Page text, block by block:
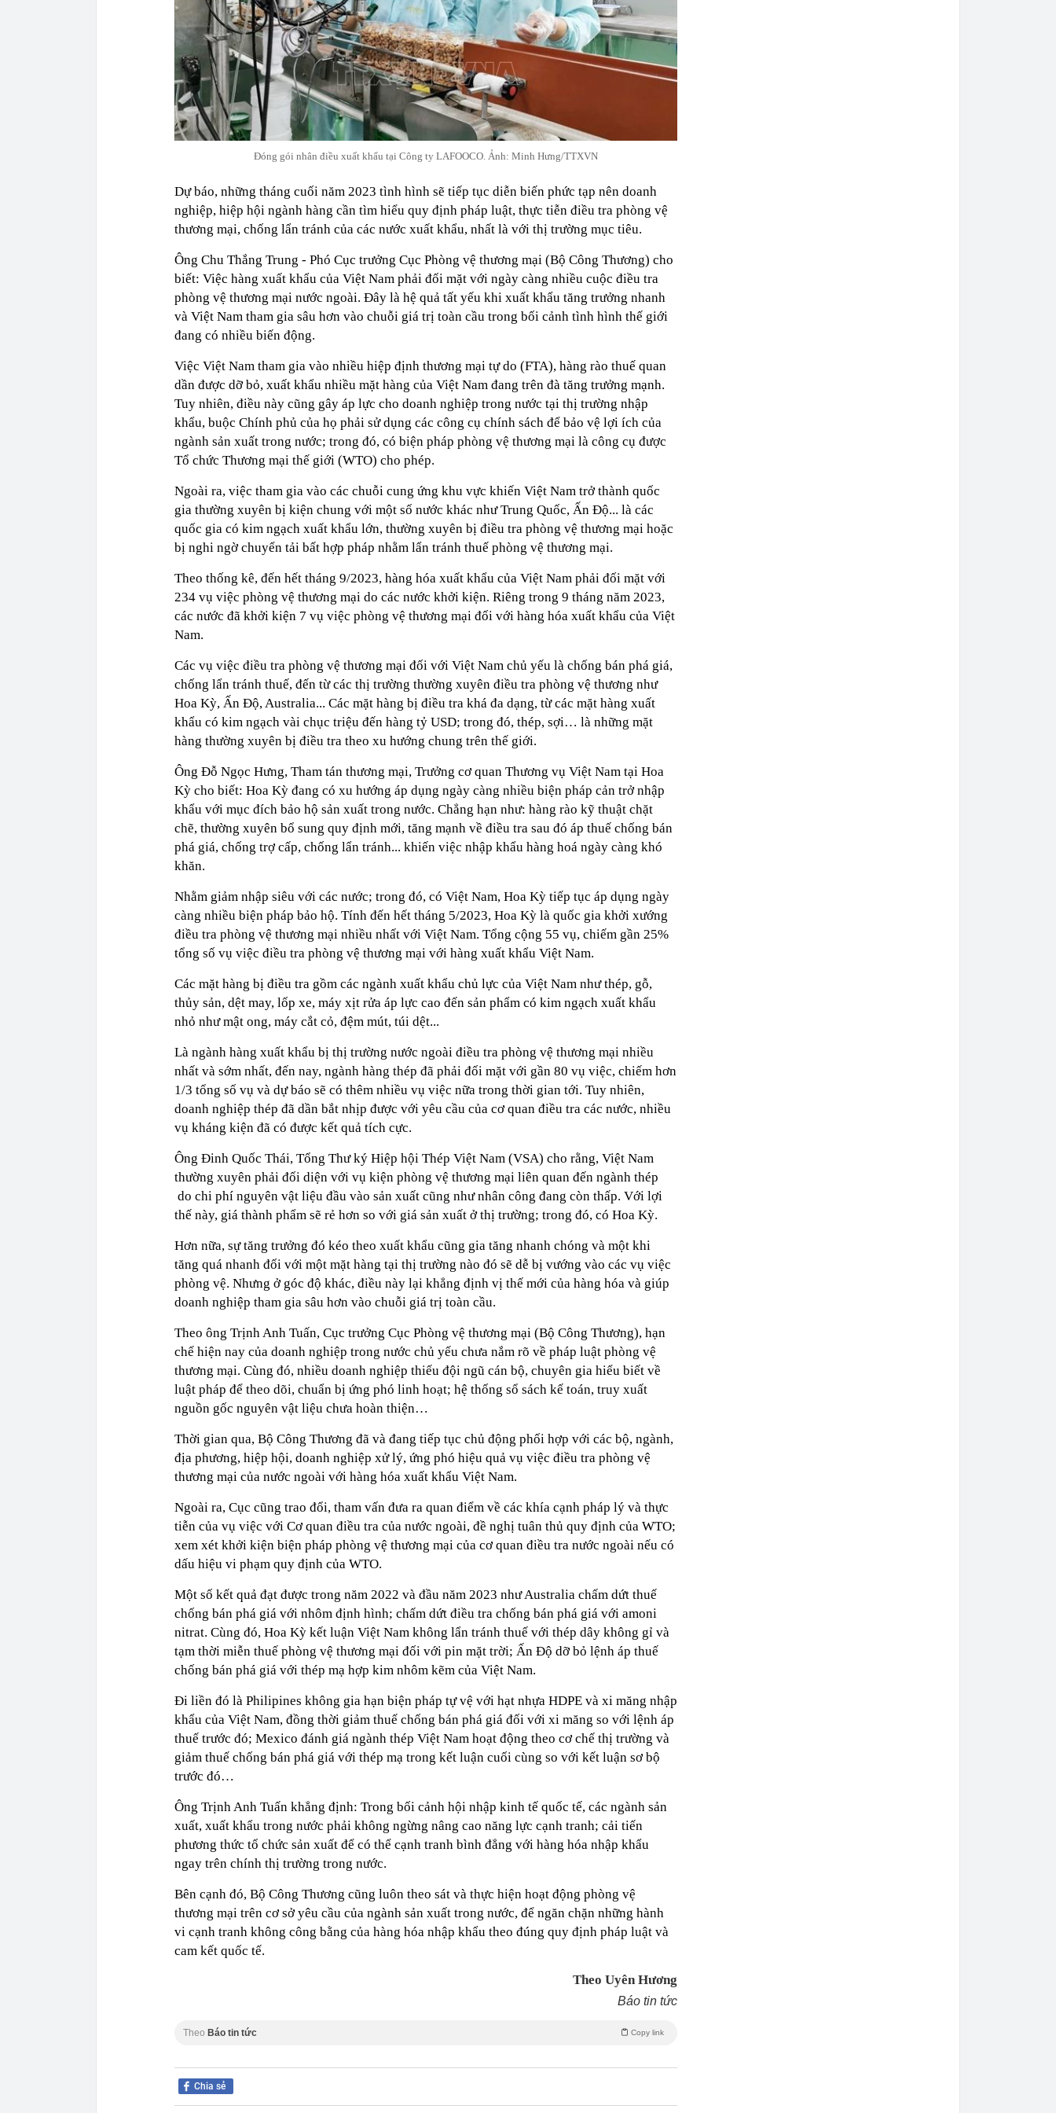
Đóng gói nhân điều xuất khẩu tại Công ty LAFOOCO. Ảnh: Minh Hưng/TTXVN
Dự báo, những tháng cuối năm 2023 tình hình sẽ tiếp tục diễn biến phức tạp nên doanh
nghiệp, hiệp hội ngành hàng cần tìm hiểu quy định pháp luật, thực tiễn điều tra phòng vệ
thương mại, chống lẩn tránh của các nước xuất khẩu, nhất là với thị trường mục tiêu.
Ông Chu Thắng Trung - Phó Cục trưởng Cục Phòng vệ thương mại (Bộ Công Thương) cho
biết: Việc hàng xuất khẩu của Việt Nam phải đối mặt với ngày càng nhiều cuộc điều tra
phòng vệ thương mại nước ngoài. Đây là hệ quả tất yếu khi xuất khẩu tăng trưởng nhanh
và Việt Nam tham gia sâu hơn vào chuỗi giá trị toàn cầu trong bối cảnh tình hình thế giới
đang có nhiều biến động.
Việc Việt Nam tham gia vào nhiều hiệp định thương mại tự do (FTA), hàng rào thuế quan
dần được dỡ bỏ, xuất khẩu nhiều mặt hàng của Việt Nam đang trên đà tăng trưởng mạnh.
Tuy nhiên, điều này cũng gây áp lực cho doanh nghiệp trong nước tại thị trường nhập
khẩu, buộc Chính phủ của họ phải sử dụng các công cụ chính sách để bảo vệ lợi ích của
ngành sản xuất trong nước; trong đó, có biện pháp phòng vệ thương mại là công cụ được
Tổ chức Thương mại thế giới (WTO) cho phép.
Ngoài ra, việc tham gia vào các chuỗi cung ứng khu vực khiến Việt Nam trở thành quốc
gia thường xuyên bị kiện chung với một số nước khác như Trung Quốc, Ấn Độ... là các
quốc gia có kim ngạch xuất khẩu lớn, thường xuyên bị điều tra phòng vệ thương mại hoặc
bị nghi ngờ chuyển tải bất hợp pháp nhằm lẩn tránh thuế phòng vệ thương mại.
Theo thống kê, đến hết tháng 9/2023, hàng hóa xuất khẩu của Việt Nam phải đối mặt với
234 vụ việc phòng vệ thương mại do các nước khởi kiện. Riêng trong 9 tháng năm 2023,
các nước đã khởi kiện 7 vụ việc phòng vệ thương mại đối với hàng hóa xuất khẩu của Việt
Nam.
Các vụ việc điều tra phòng vệ thương mại đối với Việt Nam chủ yếu là chống bán phá giá,
chống lẩn tránh thuế, đến từ các thị trường thường xuyên điều tra phòng vệ thương như
Hoa Kỳ, Ấn Độ, Australia... Các mặt hàng bị điều tra khá đa dạng, từ các mặt hàng xuất
khẩu có kim ngạch vài chục triệu đến hàng tỷ USD; trong đó, thép, sợi… là những mặt
hàng thường xuyên bị điều tra theo xu hướng chung trên thế giới.
Ông Đỗ Ngọc Hưng, Tham tán thương mại, Trưởng cơ quan Thương vụ Việt Nam tại Hoa
Kỳ cho biết: Hoa Kỳ đang có xu hướng áp dụng ngày càng nhiều biện pháp cản trở nhập
khẩu với mục đích bảo hộ sản xuất trong nước. Chẳng hạn như: hàng rào kỹ thuật chặt
chẽ, thường xuyên bổ sung quy định mới, tăng mạnh về điều tra sau đó áp thuế chống bán
phá giá, chống trợ cấp, chống lẩn tránh... khiến việc nhập khẩu hàng hoá ngày càng khó
khăn.
Nhằm giảm nhập siêu với các nước; trong đó, có Việt Nam, Hoa Kỳ tiếp tục áp dụng ngày
càng nhiều biện pháp bảo hộ. Tính đến hết tháng 5/2023, Hoa Kỳ là quốc gia khởi xướng
điều tra phòng vệ thương mại nhiều nhất với Việt Nam. Tổng cộng 55 vụ, chiếm gần 25%
tổng số vụ việc điều tra phòng vệ thương mại với hàng xuất khẩu Việt Nam.
Các mặt hàng bị điều tra gồm các ngành xuất khẩu chủ lực của Việt Nam như thép, gỗ,
thủy sản, dệt may, lốp xe, máy xịt rửa áp lực cao đến sản phẩm có kim ngạch xuất khẩu
nhỏ như mật ong, máy cắt cỏ, đệm mút, túi dệt...
Là ngành hàng xuất khẩu bị thị trường nước ngoài điều tra phòng vệ thương mại nhiều
nhất và sớm nhất, đến nay, ngành hàng thép đã phải đối mặt với gần 80 vụ việc, chiếm hơn
1/3 tổng số vụ và dự báo sẽ có thêm nhiều vụ việc nữa trong thời gian tới. Tuy nhiên,
doanh nghiệp thép đã dần bắt nhịp được với yêu cầu của cơ quan điều tra các nước, nhiều
vụ kháng kiện đã có được kết quả tích cực.
Ông Đinh Quốc Thái, Tổng Thư ký Hiệp hội Thép Việt Nam (VSA) cho rằng, Việt Nam
thường xuyên phải đối diện với vụ kiện phòng vệ thương mại liên quan đến ngành thép
do chi phí nguyên vật liệu đầu vào sản xuất cũng như nhân công đang còn thấp. Với lợi
thế này, giá thành phẩm sẽ rẻ hơn so với giá sản xuất ở thị trường; trong đó, có Hoa Kỳ.
Hơn nữa, sự tăng trưởng đó kéo theo xuất khẩu cũng gia tăng nhanh chóng và một khi
tăng quá nhanh đối với một mặt hàng tại thị trường nào đó sẽ dễ bị vướng vào các vụ việc
phòng vệ. Nhưng ở góc độ khác, điều này lại khẳng định vị thế mới của hàng hóa và giúp
doanh nghiệp tham gia sâu hơn vào chuỗi giá trị toàn cầu.
Theo ông Trịnh Anh Tuấn, Cục trưởng Cục Phòng vệ thương mại (Bộ Công Thương), hạn
chế hiện nay của doanh nghiệp trong nước chủ yếu chưa nắm rõ về pháp luật phòng vệ
thương mại. Cùng đó, nhiều doanh nghiệp thiếu đội ngũ cán bộ, chuyên gia hiểu biết về
luật pháp để theo dõi, chuẩn bị ứng phó linh hoạt; hệ thống sổ sách kế toán, truy xuất
nguồn gốc nguyên vật liệu chưa hoàn thiện…
Thời gian qua, Bộ Công Thương đã và đang tiếp tục chủ động phối hợp với các bộ, ngành,
địa phương, hiệp hội, doanh nghiệp xử lý, ứng phó hiệu quả vụ việc điều tra phòng vệ
thương mại của nước ngoài với hàng hóa xuất khẩu Việt Nam.
Ngoài ra, Cục cũng trao đổi, tham vấn đưa ra quan điểm về các khía cạnh pháp lý và thực
tiễn của vụ việc với Cơ quan điều tra của nước ngoài, đề nghị tuân thủ quy định của WTO;
xem xét khởi kiện biện pháp phòng vệ thương mại của cơ quan điều tra nước ngoài nếu có
dấu hiệu vi phạm quy định của WTO.
Một số kết quả đạt được trong năm 2022 và đầu năm 2023 như Australia chấm dứt thuế
chống bán phá giá với nhôm định hình; chấm dứt điều tra chống bán phá giá với amoni
nitrat. Cùng đó, Hoa Kỳ kết luận Việt Nam không lẩn tránh thuế với thép dây không gỉ và
tạm thời miễn thuế phòng vệ thương mại đối với pin mặt trời; Ấn Độ dỡ bỏ lệnh áp thuế
chống bán phá giá với thép mạ hợp kim nhôm kẽm của Việt Nam.
Đi liền đó là Philipines không gia hạn biện pháp tự vệ với hạt nhựa HDPE và xi măng nhập
khẩu của Việt Nam, đồng thời giảm thuế chống bán phá giá đối với xi măng so với lệnh áp
thuế trước đó; Mexico đánh giá ngành thép Việt Nam hoạt động theo cơ chế thị trường và
giảm thuế chống bán phá giá với thép mạ trong kết luận cuối cùng so với kết luận sơ bộ
trước đó…
Ông Trịnh Anh Tuấn khẳng định: Trong bối cảnh hội nhập kinh tế quốc tế, các ngành sản
xuất, xuất khẩu trong nước phải không ngừng nâng cao năng lực cạnh tranh; cải tiến
phương thức tổ chức sản xuất để có thể cạnh tranh bình đẳng với hàng hóa nhập khẩu
ngay trên chính thị trường trong nước.
Bên cạnh đó, Bộ Công Thương cũng luôn theo sát và thực hiện hoạt động phòng vệ
thương mại trên cơ sở yêu cầu của ngành sản xuất trong nước, để ngăn chặn những hành
vi cạnh tranh không công bằng của hàng hóa nhập khẩu theo đúng quy định pháp luật và
cam kết quốc tế.
Theo Uyên Hương
Báo tin tức
Theo Báo tin tức Copy link
Chia sẻ